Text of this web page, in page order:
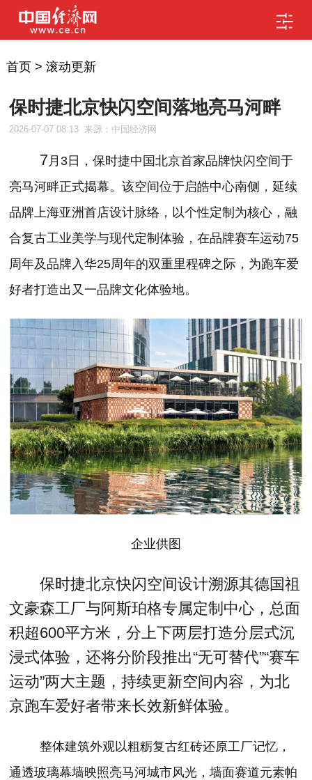
首页> 滚动更新
保时捷北京快闪空间落地亮马河畔
2026-07-07 08:13 来源：中国经济网
7月3日，保时捷中国北京首家品牌快闪空间于
亮马河畔正式揭幕。该空间位于启皓中心南侧，延续
品牌上海亚洲首店设计脉络，以个性定制为核心，融
合复古工业美学与现代定制体验，在品牌赛车运动75
周年及品牌入华25周年的双重里程碑之际，为跑车爱
好者打造出又一品牌文化体验地。
企业供图
保时捷北京快闪空间设计溯源其德国祖
文豪森工厂与阿斯珀格专属定制中心，总面
积超600平方米，分上下两层打造分层式沉
浸式体验，还将分阶段推出“无可替代”“赛车
运动”两大主题，持续更新空间内容，为北
京跑车爱好者带来长效新鲜体验。
整体建筑外观以粗粝复古红砖还原工厂记忆，
通透玻璃幕墙映照亮马河城市风光，墙面赛道元素帕